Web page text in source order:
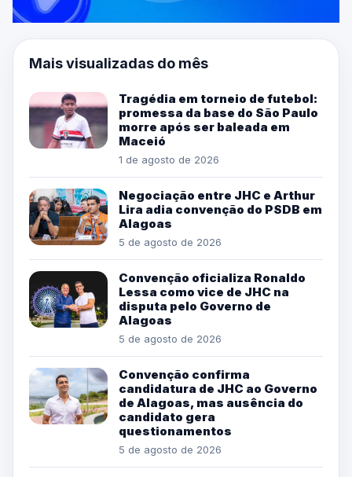
Mais visualizadas do mês
Tragédia em torneio de futebol:
promessa da base do São Paulo
morre após ser baleada em
Maceió
1 de agosto de 2026
Negociação entre JHC e Arthur
Lira adia convenção do PSDB em
Alagoas
5 de agosto de 2026
Convenção oficializa Ronaldo
Lessa como vice de JHC na
disputa pelo Governo de
Alagoas
5 de agosto de 2026
Convenção confirma
candidatura de JHC ao Governo
de Alagoas, mas ausência do
candidato gera
questionamentos
5 de agosto de 2026